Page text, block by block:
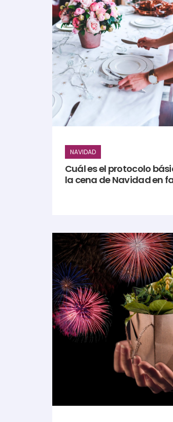
NAVIDAD
Cuál es el protocolo
la cena de Navidad en